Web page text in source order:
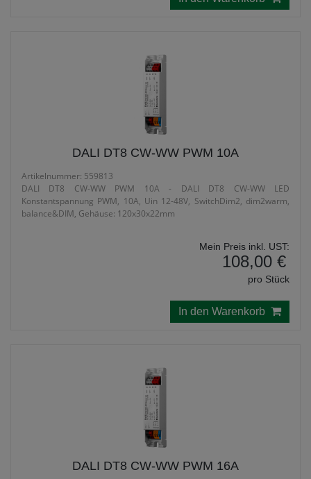
DALI DT8 CW-WW PWM 10A
Artikelnummer: 559813
DALI DT8 CW-WW PWM 10A - DALI DT8 CW-WW LED
Konstantspannung PWM, 10A, Uin 12-48V, SwitchDim2, dim2warm,
balance&DIM, Gehäuse: 120x30x22mm
Mein Preis inkl. UST:
108,00 €
pro Stück
In den Warenkorb
DALI DT8 CW-WW PWM 16A